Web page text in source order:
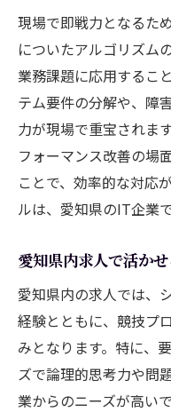
能性
システムエ
経験で広げる
競技プログ
キャリアア
ア経験とは
アの分野
システムエ
の活用法
競技プログ
の未来
現場で即戦力となるた
についたアルゴリズム
業務課題に応用するこ
テム要件の分解や、障
力が現場で重宝されま
フォーマンス改善の場
ことで、効率的な対応
ルは、愛知県のIT企業
愛知県内求人で活か
愛知県内の求人では、
経験とともに、競技プ
みとなります。特に、
ズで論理的思考力や問
業からのニーズが高い